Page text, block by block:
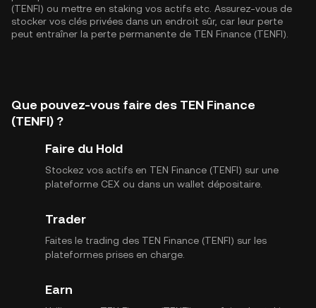
(TENFI) ou mettre en staking vos actifs etc. Assurez-vous de
stocker vos clés privées dans un endroit sûr, car leur perte
peut entraîner la perte permanente de TEN Finance (TENFI).
Que pouvez-vous faire des TEN Finance
(TENFI) ?
Faire du Hold
Stockez vos actifs en TEN Finance (TENFI) sur une
plateforme CEX ou dans un wallet dépositaire.
Trader
Faites le trading des TEN Finance (TENFI) sur les
plateformes prises en charge.
Earn